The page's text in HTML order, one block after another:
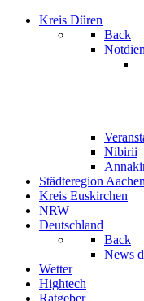
Kreis Düren
Back
Nibirii
Städteregion Aachen
Kreis Euskirchen
NRW
Deutschland
Back
News
Wetter
Hightech
Ratgeber